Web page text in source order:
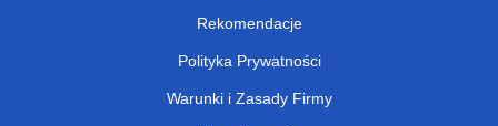
Rekomendacje
Polityka Prywatności
Warunki i Zasady Firmy